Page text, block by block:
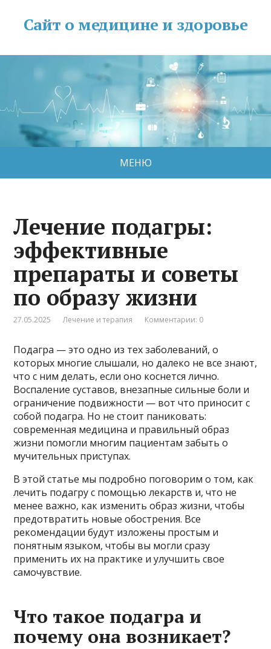
Сайт о медицине и здоровье
МЕНЮ
Лечение подагры:
эффективные
препараты и советы
по образу жизни
27.05.2025 Лечение и терапия Комментарии: 0
Подагра — это одно из тех заболеваний, о
которых многие слышали, но далеко не все знают,
что с ним делать, если оно коснется лично.
Воспаление суставов, внезапные сильные боли и
ограничение подвижности — вот что приносит с
собой подагра. Но не стоит паниковать:
современная медицина и правильный образ
жизни помогли многим пациентам забыть о
мучительных приступах.
В этой статье мы подробно поговорим о том, как
лечить подагру с помощью лекарств и, что не
менее важно, как изменить образ жизни, чтобы
предотвратить новые обострения. Все
рекомендации будут изложены простым и
понятным языком, чтобы вы могли сразу
применить их на практике и улучшить свое
самочувствие.
Что такое подагра и
почему она возникает?